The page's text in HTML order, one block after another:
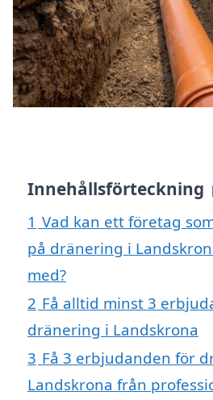
Innehållsförteckning
1 Vad kan ett företag
på dränering i
med?
2 Få alltid minst 3
dränering i Landskrona
3 Få 3 erbjudanden för
Landskrona från